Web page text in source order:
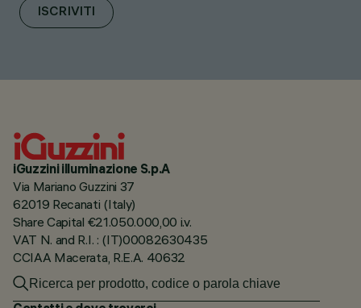
ISCRIVITI
iGuzzini illuminazione S.p.A
Via Mariano Guzzini 37
62019 Recanati (Italy)
Share Capital €21.050.000,00 i.v.
VAT N. and R.I. : (IT)00082630435
CCIAA Macerata, R.E.A. 40632